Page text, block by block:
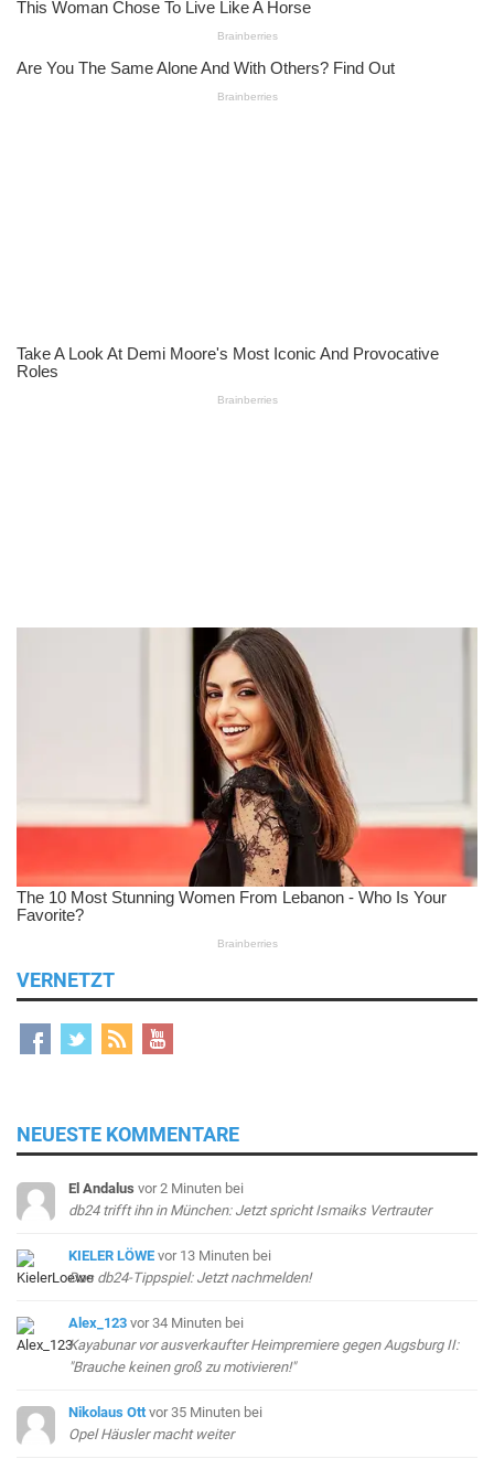
VERNETZT
NEUESTE KOMMENTARE
El Andalus vor 2 Minuten bei
db24 trifft ihn in München: Jetzt spricht Ismaiks Vertrauter
KIELER LÖWE vor 13 Minuten bei
Das db24-Tippspiel: Jetzt nachmelden!
Alex_123 vor 34 Minuten bei
Kayabunar vor ausverkaufter Heimpremiere gegen Augsburg II:
"Brauche keinen groß zu motivieren!"
Nikolaus Ott vor 35 Minuten bei
Opel Häusler macht weiter